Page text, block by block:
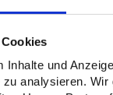
Inhalte und
analysieren.
Ihre